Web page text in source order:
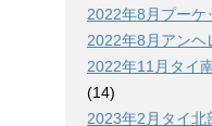
2022年8月プーケ
2022年8月アンヘ
2022年11月タイ
(14)
2023年2月タイ北